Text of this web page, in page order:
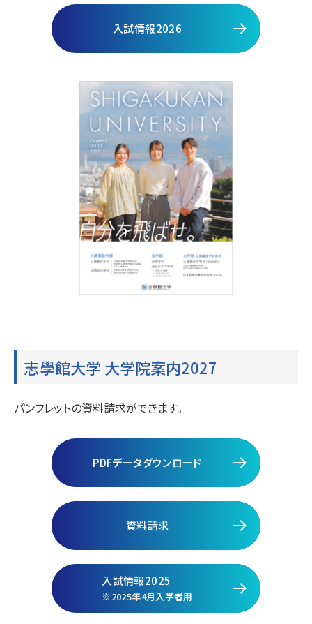
入試情報2026
志學館大学 大学院案内2027
パンフレットの資料請求ができます。
PDFデータダウンロード
資料請求
入試情報2025
※2025年4月入学者用